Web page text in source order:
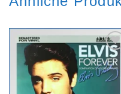
Zur
Wunschliste
hinzufügen